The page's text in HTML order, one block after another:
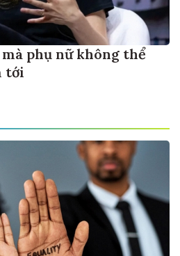
phụ nữ không thể
tới